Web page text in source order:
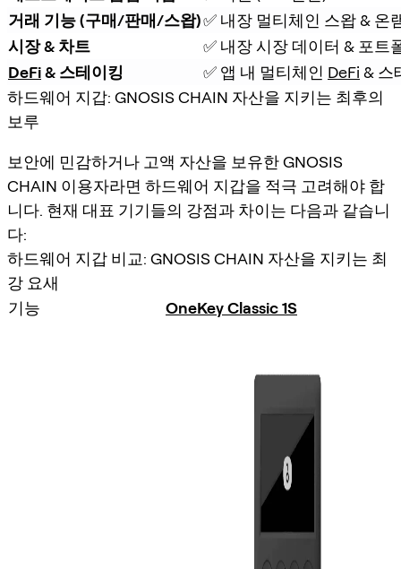
거래 기능 (구매/판매/스왑)✅ 내장 멀티체인 스왑 & 온
시장 & 차트
✅ 내장 시장 데이터 & 포트
DeFi & 스테이킹 ✅ 앱 내 멀티체인 DeFi & 스
하드웨어 지갑: GNOSIS CHAIN 자산을 지키는 최후의
보루
보안에 민감하거나 고액 자산을 보유한 GNOSIS
CHAIN 이용자라면 하드웨어 지갑을 적극 고려해야 합
니다. 현재 대표 기기들의 강점과 차이는 다음과 같습니
다:
하드웨어 지갑 비교: GNOSIS CHAIN 자산을 지키는 최
강 요새
기능
OneKey Classic 1S